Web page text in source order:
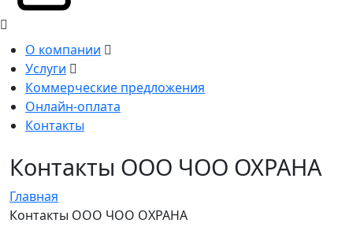
О компании
Услуги
Коммерческие предложения
Онлайн-оплата
Контакты
Контакты ООО ЧОО ОХРАНА
Главная
Контакты ООО ЧОО ОХРАНА